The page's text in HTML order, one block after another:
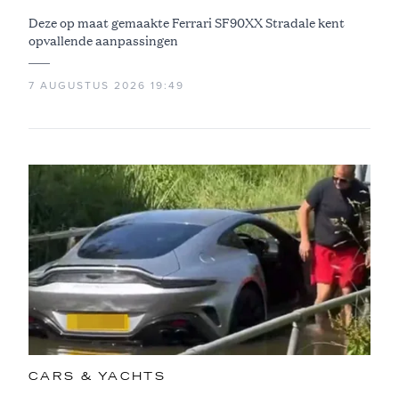
Deze op maat gemaakte Ferrari SF90XX Stradale kent
opvallende aanpassingen
7 AUGUSTUS 2026 19:49
CARS & YACHTS